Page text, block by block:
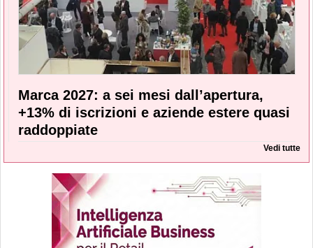
Marca 2027: a sei mesi dall’apertura,
+13% di iscrizioni e aziende estere quasi
raddoppiate
Vedi tutte